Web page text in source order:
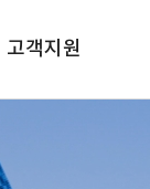
고객지원